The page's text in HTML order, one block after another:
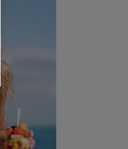
formulario, usted acepta nuestros
de Cupshe en cualquier momento del
compra. Podemos utilizar la
y ofertas adaptados a su perfil.